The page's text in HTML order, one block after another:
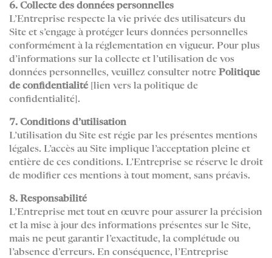
6. Collecte des données personnelles
L’Entreprise respecte la vie privée des utilisateurs du
Site et s’engage à protéger leurs données personnelles
conformément à la réglementation en vigueur. Pour plus
d’informations sur la collecte et l’utilisation de vos
données personnelles, veuillez consulter notre Politique
de confidentialité[lien vers la politique de
confidentialité].
7. Conditions d’utilisation
L’utilisation du Site est régie par les présentes mentions
légales. L’accès au Site implique l’acceptation pleine et
entière de ces conditions. L’Entreprise se réserve le droit
de modifier ces mentions à tout moment, sans préavis.
8. Responsabilité
L’Entreprise met tout en œuvre pour assurer la précision
et la mise à jour des informations présentes sur le Site,
mais ne peut garantir l’exactitude, la complétude ou
l’absence d’erreurs. En conséquence, l’Entreprise